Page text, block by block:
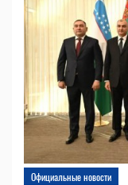
Официальные новости